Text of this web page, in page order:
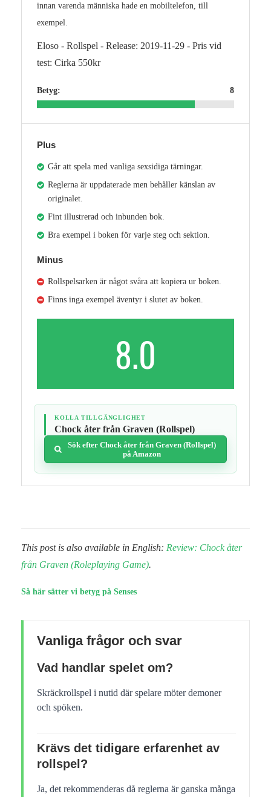
innan varenda människa hade en mobiltelefon, till
exempel.
Eloso - Rollspel - Release: 2019-11-29 - Pris vid
test: Cirka 550kr
Betyg: 8
Plus
Går att spela med vanliga sexsidiga tärningar.
Reglerna är uppdaterade men behåller känslan av
originalet.
Fint illustrerad och inbunden bok.
Bra exempel i boken för varje steg och sektion.
Minus
Rollspelsarken är något svåra att kopiera ur boken.
Finns inga exempel äventyr i slutet av boken.
8.0
KOLLA TILLGÄNGLIGHET
Chock åter från Graven (Rollspel)
Sök efter Chock åter från Graven (Rollspel)
på Amazon
This post is also available in English: Review: Chock åter
från Graven (Roleplaying Game).
Så här sätter vi betyg på Senses
Vanliga frågor och svar
Vad handlar spelet om?
Skräckrollspel i nutid där spelare möter demoner
och spöken.
Krävs det tidigare erfarenhet av
rollspel?
Ja, det rekommenderas då reglerna är ganska många